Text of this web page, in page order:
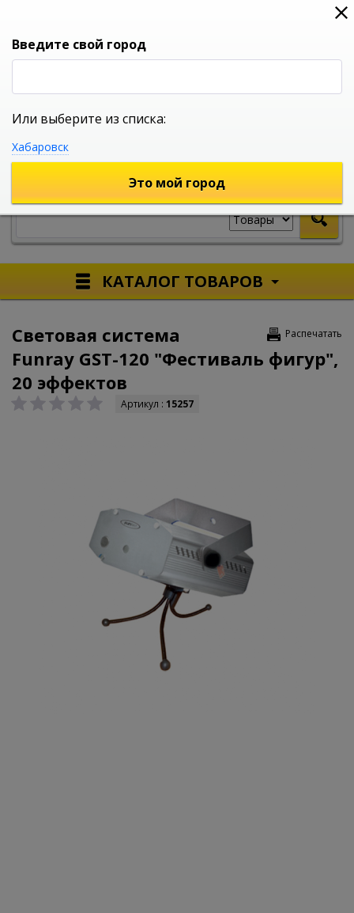
0
УНИВЕРСАЛЬНЫЙ ИНТЕРНЕТ МАГАЗИН
КАТАЛОГ ТОВАРОВ
Распечатать
Световая система
Funray GST-120 "Фестиваль фигур",
20 эффектов
Артикул : 15257
Введите свой город
Или выберите из списка:
Хабаровск
Это мой город